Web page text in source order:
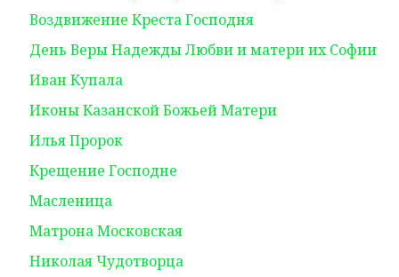
Воздвижение Креста Господня
День Веры Надежды Любви и матери их Софии
Иван Купала
Иконы Казанской Божьей Матери
Илья Пророк
Крещение Господне
Масленица
Матрона Московская
Николая Чудотворца